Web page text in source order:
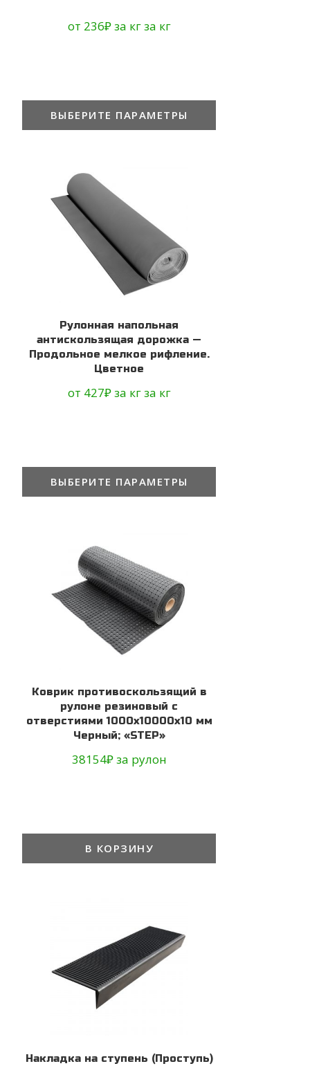
от 236₽за кгза кг
ВЫБЕРИТЕ ПАРАМЕТРЫ
Рулонная напольная
антискользящая дорожка —
Продольное мелкое рифление.
Цветное
от 427₽за кгза кг
ВЫБЕРИТЕ ПАРАМЕТРЫ
Коврик противоскользящий в
рулоне резиновый с
отверстиями 1000х10000х10 мм
Черный; «STEP»
38154₽за рулон
В КОРЗИНУ
Накладка на ступень (Проступь)